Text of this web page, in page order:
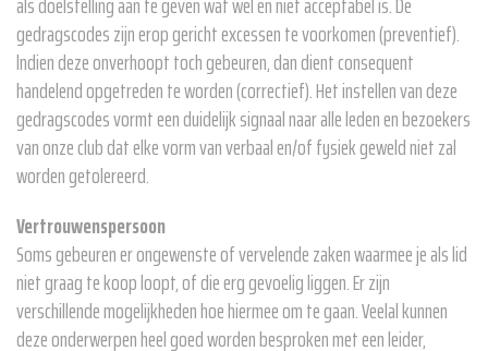
gedragscodes zijn erop gericht excessen te voorkomen (preventief).
lndien deze onverhoopt toch gebeuren, dan dient consequent
handelend opgetreden te worden (correctief). Het instellen van deze
gedragscodes vormt een duidelijk signaal naar alle leden en bezoekers
van onze club dat elke vorm van verbaal en/of fysiek geweld niet zal
worden getolereerd.
Vertrouwenspersoon
Soms gebeuren er ongewenste of vervelende zaken waarmee je als lid
niet graag te koop loopt, of die erg gevoelig liggen. Er zijn
verschillende mogelijkheden hoe hiermee om te gaan. Veelal kunnen
deze onderwerpen heel goed worden besproken met een leider,